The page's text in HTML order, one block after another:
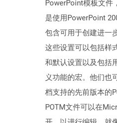
PowerPoint模板文件
是使用PowerPoint
包含可用于创建进一
这些设置可以包括样
和默认设置以及包括
义功能的宏。他们也
档支持的先前版本的
POTM文件可以在